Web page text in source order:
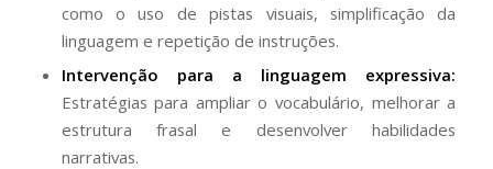
como o uso de pistas visuais, simplificação da
linguagem e repetição de instruções.
Intervenção para a linguagem expressiva:
Estratégias para ampliar o vocabulário, melhorar a
estrutura frasal e desenvolver habilidades
narrativas.